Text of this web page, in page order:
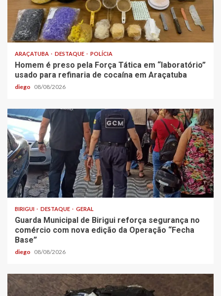
ARAÇATUBA DESTAQUE POLÍCIA
Homem é preso pela Força Tática em “laboratório”
usado para refinaria de cocaína em Araçatuba
diego 08/08/2026
BIRIGUI DESTAQUE GERAL
Guarda Municipal de Birigui reforça segurança no
comércio com nova edição da Operação “Fecha
Base”
diego 08/08/2026